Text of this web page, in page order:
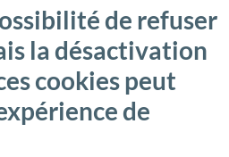
de refuser
la désactivation
cookies peut
de